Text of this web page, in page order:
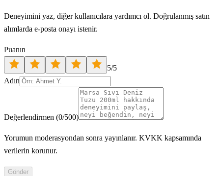
Deneyimini yaz, diğer kullanıcılara yardımcı ol. Doğrulanmış satın
alımlarda e-posta onayı istenir.
Puanın
5/5
Adın
Değerlendirmen (0/500)
Yorumun moderasyondan sonra yayınlanır. KVKK kapsamında
verilerin korunur.
Gönder